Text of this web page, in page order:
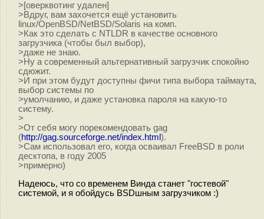
>[оверквотинг удален]
>Вдруг, вам захочется ещё установить
linux/OpenBSD/NetBSD/Solaris на комп.
>Как это сделать с NTLDR в качестве основного
загрузчика (чтобы был выбор),
>даже не знаю.
>Ну а современный альтернативный загрузчик спокойно
сдюжит.
>И при этом будут доступны фичи типа выбора таймаута,
выбор системы по
>умолчанию, и даже установка пароля на какую-то
систему.
>
>От себя могу порекомендовать gag
(http://gag.sourceforge.net/index.html ).
>Сам использовал его, когда осваивал FreeBSD в роли
десктопа, в году 2005
>примерно)
Надеюсь, что со временем Винда станет "гостевой"
системой, и я обойдусь BSDшным загрузчиком :)